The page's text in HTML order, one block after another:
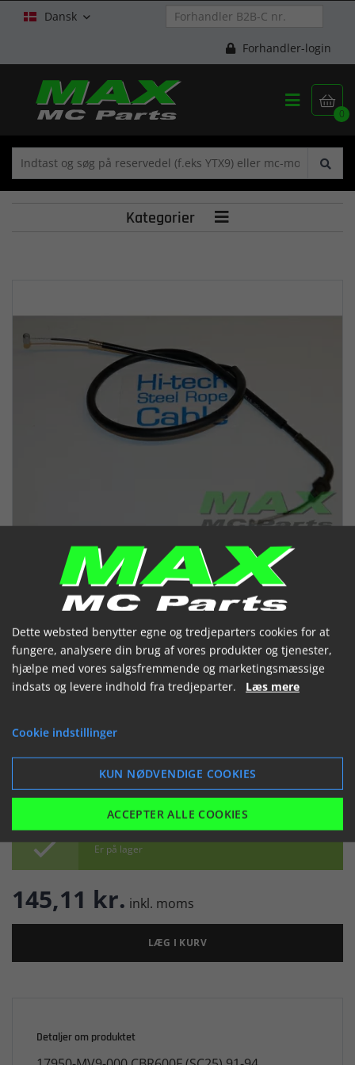
Dansk 
Forhandler-login

0

Kategorier 
Chokerkabel HONDA CBR600F 91-
94
 Er på lager
145,11 kr. inkl. moms
LÆG I KURV
Detaljer om produktet
Dette websted benytter egne og tredjeparters cookies for at
fungere, analysere din brug af vores produkter og tjenester,
hjælpe med vores salgsfremmende og marketingsmæssige
indsats og levere indhold fra tredjeparter. Læs mere
Cookie indstillinger
KUN NØDVENDIGE COOKIES
ACCEPTER ALLE COOKIES